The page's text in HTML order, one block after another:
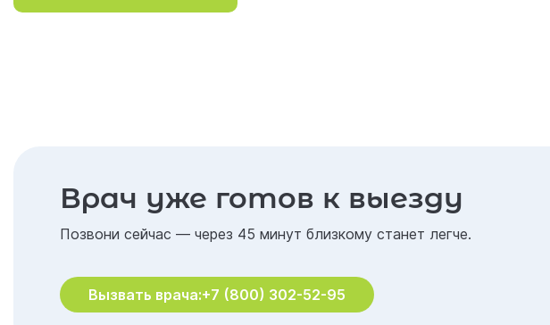
Врач уже готов к выезду
Позвони сейчас — через 45 минут близкому станет легче.
Вызвать врача:+7 (800) 302-52-95